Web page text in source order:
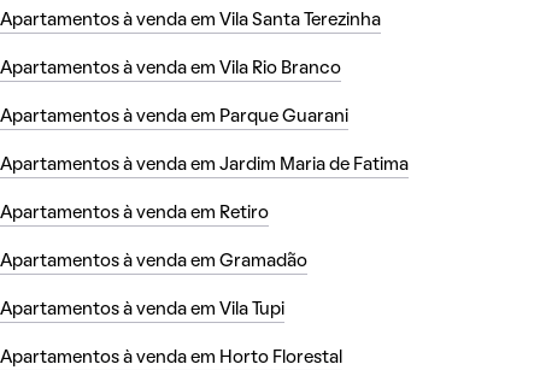
Apartamentos à venda em Vila Santa Terezinha
Apartamentos à venda em Vila Rio Branco
Apartamentos à venda em Parque Guarani
Apartamentos à venda em Jardim Maria de Fatima
Apartamentos à venda em Retiro
Apartamentos à venda em Gramadão
Apartamentos à venda em Vila Tupi
Apartamentos à venda em Horto Florestal